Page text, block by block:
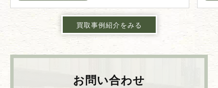
買取事例紹介をみる
お問い合わせ